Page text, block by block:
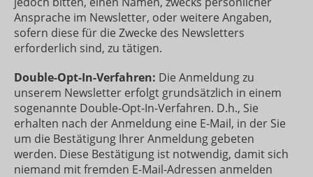
Ansprache im Newsletter, oder weitere Angaben,
sofern diese für die Zwecke des Newsletters
erforderlich sind, zu tätigen.
Double-Opt-In-Verfahren: Die Anmeldung zu
unserem Newsletter erfolgt grundsätzlich in einem
sogenannte Double-Opt-In-Verfahren. D.h., Sie
erhalten nach der Anmeldung eine E-Mail, in der Sie
um die Bestätigung Ihrer Anmeldung gebeten
werden. Diese Bestätigung ist notwendig, damit sich
niemand mit fremden E-Mail-Adressen anmelden